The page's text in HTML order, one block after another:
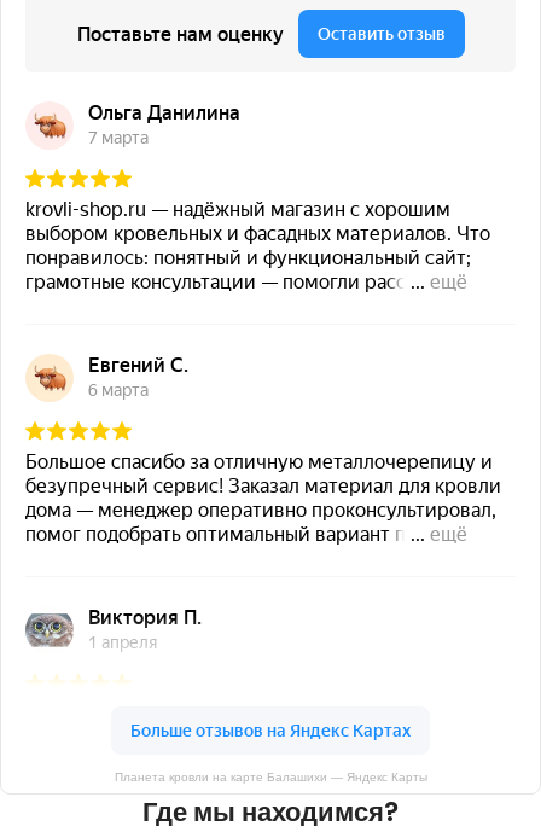
Планета кровли на карте Балашихи — Яндекс Карты
Где мы находимся?